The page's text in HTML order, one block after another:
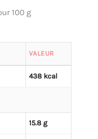
100 g
VALEUR
438 kcal
15.8 g